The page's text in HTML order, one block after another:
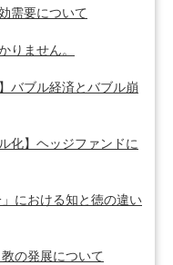
需要について
りません。
バブル経済とバブル崩
化】ヘッジファンドに
における知と徳の違い
の発展について